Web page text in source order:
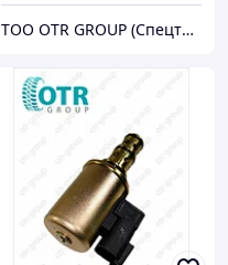
ТОО OTR GROUP (Спецтехника, зпачасти и шины)